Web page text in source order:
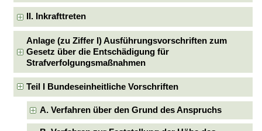
II. Inkrafttreten
Anlage (zu Ziffer I) Ausführungsvorschriften zum
Gesetz über die Entschädigung für
Strafverfolgungsmaßnahmen
Teil I Bundeseinheitliche Vorschriften
A. Verfahren über den Grund des Anspruchs